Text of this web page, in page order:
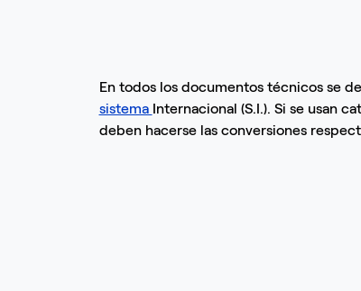
En todos los documentos técnicos se
sistema Internacional (S.I.). Si se usan
deben hacerse las conversiones